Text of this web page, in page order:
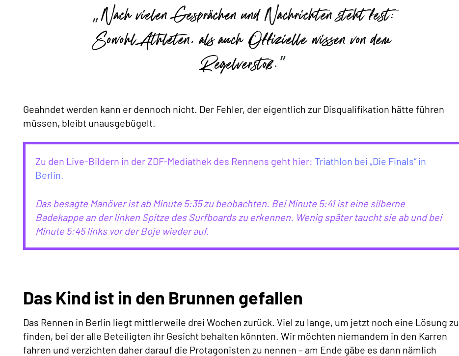
Nach vielen Gesprächen und Nachrichten steht fest:
Sowohl Athleten, als auch Offizielle wissen von dem
Regelverstoß.
Geahndet werden kann er dennoch nicht. Der Fehler, der eigentlich zur Disqualifikation hätte führen
müssen, bleibt unausgebügelt.
Zu den Live-Bildern in der ZDF-Mediathek des Rennens geht hier: Triathlon bei „Die Finals“ in
Berlin.
Das besagte Manöver ist ab Minute 5:35 zu beobachten. Bei Minute 5:41 ist eine silberne
Badekappe an der linken Spitze des Surfboards zu erkennen. Wenig später taucht sie ab und bei
Minute 5:45 links vor der Boje wieder auf.
Das Kind ist in den Brunnen gefallen
Das Rennen in Berlin liegt mittlerweile drei Wochen zurück. Viel zu lange, um jetzt noch eine Lösung zu
finden, bei der alle Beteiligten ihr Gesicht behalten könnten. Wir möchten niemandem in den Karren
fahren und verzichten daher darauf die Protagonisten zu nennen – am Ende gäbe es dann nämlich